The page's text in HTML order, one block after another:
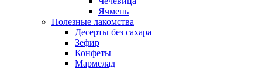
Ячмень
Полезные лакомства
Десерты без сахара
Зефир
Конфеты
Мармелад